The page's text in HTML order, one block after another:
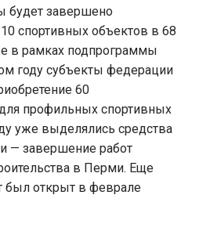
будет завершено
спортивных объектов в 68
в рамках подпрограммы
году субъекты федерации
60
профильных спортивных
уже выделялись средства
— завершение работ
в Перми. Еще
был открыт в феврале